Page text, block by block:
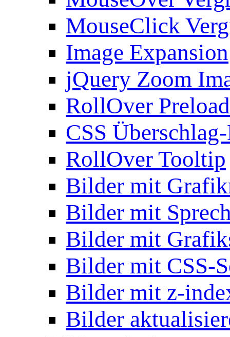
MouseClick
Image Expansion
jQuery Zoom
RollOver Preload
CSS
RollOver Tooltip
Bilder mit
Bilder mit
Bilder mit
Bilder mit CSS-
Bilder mit z-
Bilder